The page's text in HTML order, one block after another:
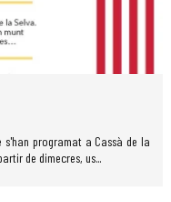
programat a Cassà de la
de dimecres, us...